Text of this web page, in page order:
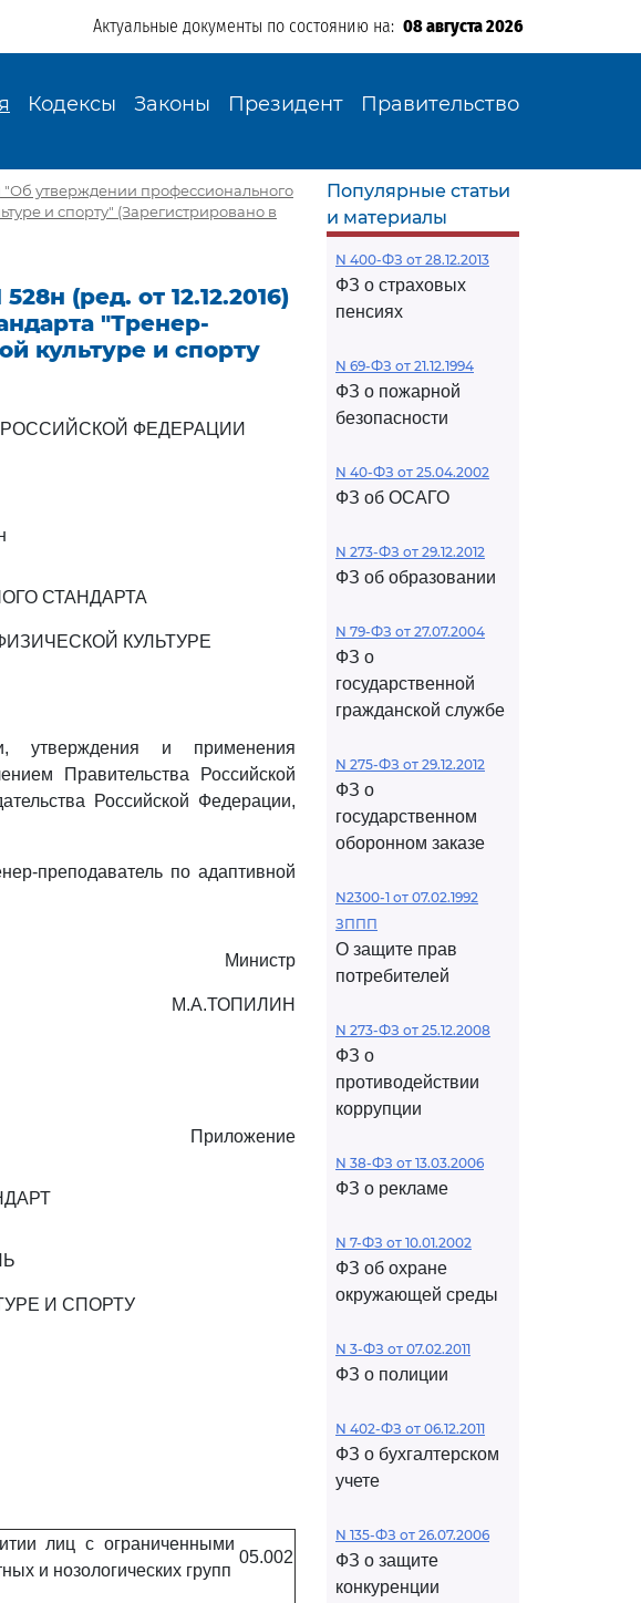
Актуальные документы по состоянию на: 08 августа 2026
Кодексы Законы Президент Правительство
"Об утверждении профессионального
и спорту" (Зарегистрировано в
(ред. от 12.12.2016)
"Тренер-
культуре и спорту
ФЕДЕРАЦИИ
СТАНДАРТА
КУЛЬТУРЕ
утверждения и применения
Правительства Российской
Российской Федерации,
преподаватель по адаптивной
Министр
М.А.ТОПИЛИН
Приложение
И СПОРТУ
лиц с ограниченными
и нозологических групп
05.002
Популярные статьи
и материалы
N 400-ФЗ от 28.12.2013
ФЗ о страховых
пенсиях
N 69-ФЗ от 21.12.1994
ФЗ о пожарной
безопасности
N 40-ФЗ от 25.04.2002
ФЗ об ОСАГО
N 273-ФЗ от 29.12.2012
ФЗ об образовании
N 79-ФЗ от 27.07.2004
ФЗ о
государственной
гражданской службе
N 275-ФЗ от 29.12.2012
ФЗ о
государственном
оборонном заказе
N2300-1 от 07.02.1992
ЗППП
О защите прав
потребителей
N 273-ФЗ от 25.12.2008
ФЗ о
противодействии
коррупции
N 38-ФЗ от 13.03.2006
ФЗ о рекламе
N 7-ФЗ от 10.01.2002
ФЗ об охране
окружающей среды
N 3-ФЗ от 07.02.2011
ФЗ о полиции
N 402-ФЗ от 06.12.2011
ФЗ о бухгалтерском
учете
N 135-ФЗ от 26.07.2006
ФЗ о защите
конкуренции